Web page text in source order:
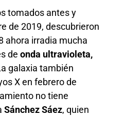
tomados antes y
de 2019, descubrieron
ahora irradia mucha
de onda ultravioleta,
galaxia también
X en febrero de
no tiene
Sánchez Sáez, quien